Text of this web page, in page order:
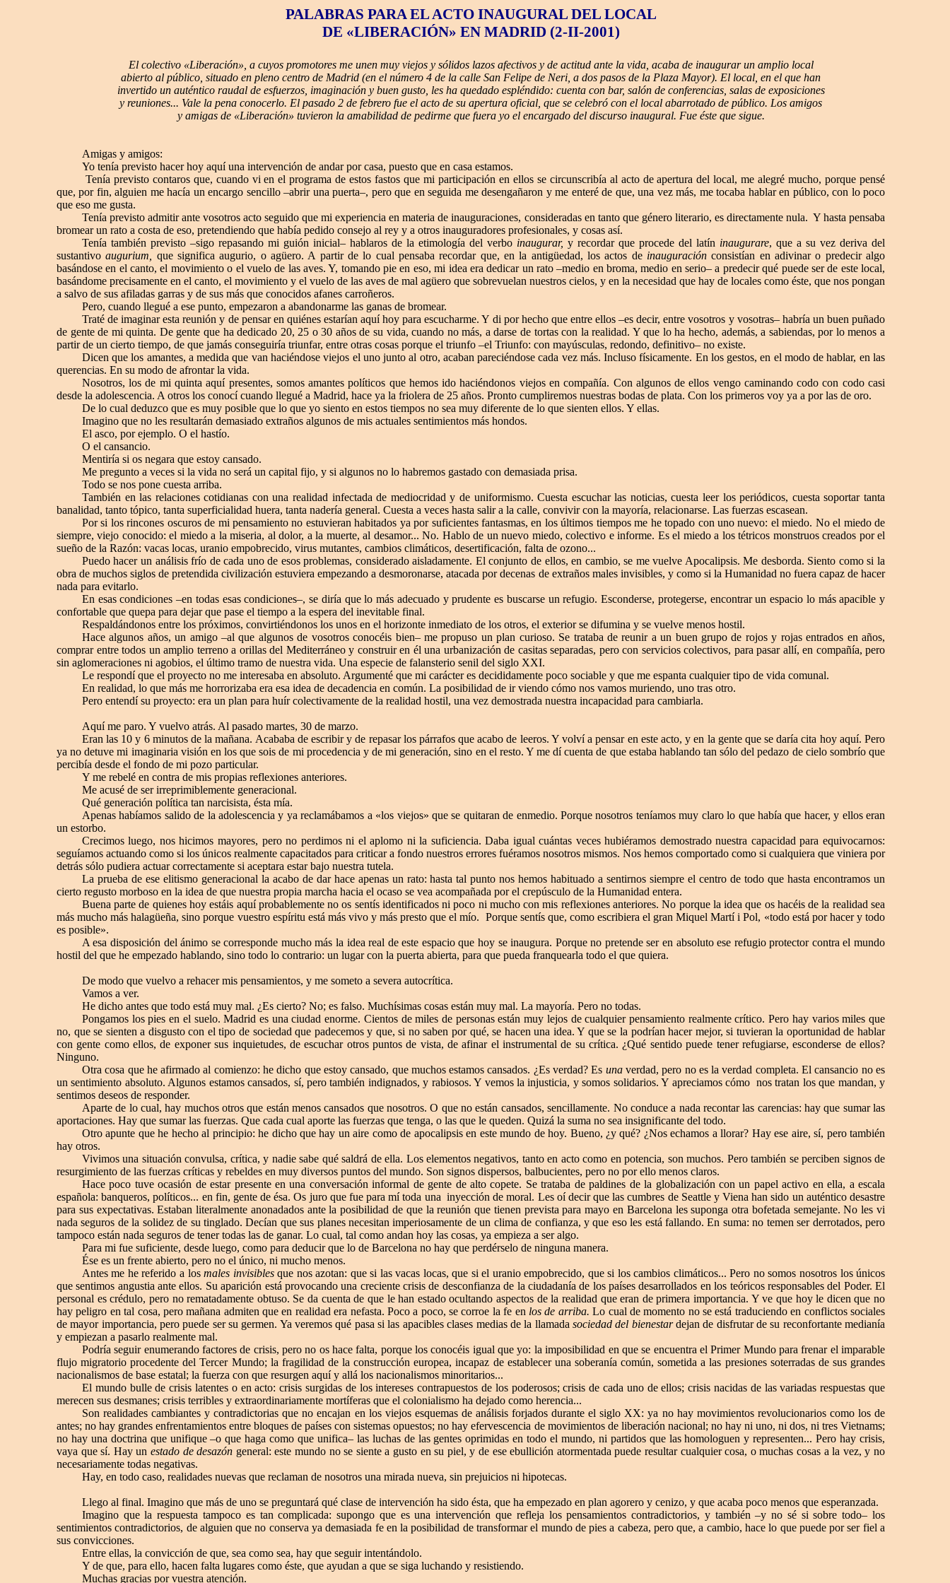
PALABRAS PARA EL ACTO INAUGURAL DEL LOCAL
DE «LIBERACIÓN» EN MADRID (2-II-2001)
El colectivo «Liberación», a cuyos promotores me unen muy viejos y sólidos lazos afectivos y de actitud ante la vida, acaba de inaugurar un amplio local
abierto al público, situado en pleno centro de Madrid (en el número 4 de la calle San Felipe de Neri, a dos pasos de la Plaza Mayor). El local, en el que han
invertido un auténtico raudal de esfuerzos, imaginación y buen gusto, les ha quedado espléndido: cuenta con bar, salón de conferencias, salas de exposiciones
y reuniones... Vale la pena conocerlo. El pasado 2 de febrero fue el acto de su apertura oficial, que se celebró con el local abarrotado de público. Los amigos
y amigas de «Liberación» tuvieron la amabilidad de pedirme que fuera yo el encargado del discurso inaugural. Fue éste que sigue.
Amigas y amigos:
Yo tenía previsto hacer hoy aquí una intervención de andar por casa, puesto que en casa estamos.
Tenía previsto contaros que, cuando vi en el programa de estos fastos que mi participación en ellos se circunscribía al acto de apertura del local, me alegré mucho, porque pensé
que, por fin, alguien me hacía un encargo sencillo –abrir una puerta–, pero que en seguida me desengañaron y me enteré de que, una vez más, me tocaba hablar en público, con lo poco
que eso me gusta.
Tenía previsto admitir ante vosotros acto seguido que mi experiencia en materia de inauguraciones, consideradas en tanto que género literario, es directamente nula. Y hasta pensaba
bromear un rato a costa de eso, pretendiendo que había pedido consejo al rey y a otros inauguradores profesionales, y cosas así.
Tenía también previsto –sigo repasando mi guión inicial– hablaros de la etimología del verbo inaugurar, y recordar que procede del latín inaugurare, que a su vez deriva del
sustantivoaugurium, que significa augurio, o agüero. A partir de lo cual pensaba recordar que, en la antigüedad, los actos de inauguraciónconsistían en adivinar o predecir algo
basándose en el canto, el movimiento o el vuelo de las aves. Y, tomando pie en eso, mi idea era dedicar un rato –medio en broma, medio en serio– a predecir qué puede ser de este local,
basándome precisamente en el canto, el movimiento y el vuelo de las aves de mal agüero que sobrevuelan nuestros cielos, y en la necesidad que hay de locales como éste, que nos pongan
a salvo de sus afiladas garras y de sus más que conocidos afanes carroñeros.
Pero, cuando llegué a ese punto, empezaron a abandonarme las ganas de bromear.
Traté de imaginar esta reunión y de pensar en quiénes estarían aquí hoy para escucharme. Y di por hecho que entre ellos –es decir, entre vosotros y vosotras– habría un buen puñado
de gente de mi quinta. De gente que ha dedicado 20, 25 o 30 años de su vida, cuando no más, a darse de tortas con la realidad. Y que lo ha hecho, además, a sabiendas, por lo menos a
partir de un cierto tiempo, de que jamás conseguiría triunfar, entre otras cosas porque el triunfo –el Triunfo: con mayúsculas, redondo, definitivo– no existe.
Dicen que los amantes, a medida que van haciéndose viejos el uno junto al otro, acaban pareciéndose cada vez más. Incluso físicamente. En los gestos, en el modo de hablar, en las
querencias. En su modo de afrontar la vida.
Nosotros, los de mi quinta aquí presentes, somos amantes políticos que hemos ido haciéndonos viejos en compañía. Con algunos de ellos vengo caminando codo con codo casi
desde la adolescencia. A otros los conocí cuando llegué a Madrid, hace ya la friolera de 25 años. Pronto cumpliremos nuestras bodas de plata. Con los primeros voy ya a por las de oro.
De lo cual deduzco que es muy posible que lo que yo siento en estos tiempos no sea muy diferente de lo que sienten ellos. Y ellas.
Imagino que no les resultarán demasiado extraños algunos de mis actuales sentimientos más hondos.
El asco, por ejemplo. O el hastío.
O el cansancio.
Mentiría si os negara que estoy cansado.
Me pregunto a veces si la vida no será un capital fijo, y si algunos no lo habremos gastado con demasiada prisa.
Todo se nos pone cuesta arriba.
También en las relaciones cotidianas con una realidad infectada de mediocridad y de uniformismo. Cuesta escuchar las noticias, cuesta leer los periódicos, cuesta soportar tanta
banalidad, tanto tópico, tanta superficialidad huera, tanta nadería general. Cuesta a veces hasta salir a la calle, convivir con la mayoría, relacionarse. Las fuerzas escasean.
Por si los rincones oscuros de mi pensamiento no estuvieran habitados ya por suficientes fantasmas, en los últimos tiempos me he topado con uno nuevo: el miedo. No el miedo de
siempre, viejo conocido: el miedo a la miseria, al dolor, a la muerte, al desamor... No. Hablo de un nuevo miedo, colectivo e informe. Es el miedo a los tétricos monstruos creados por el
sueño de la Razón: vacas locas, uranio empobrecido, virus mutantes, cambios climáticos, desertificación, falta de ozono...
Puedo hacer un análisis frío de cada uno de esos problemas, considerado aisladamente. El conjunto de ellos, en cambio, se me vuelve Apocalipsis. Me desborda. Siento como si la
obra de muchos siglos de pretendida civilización estuviera empezando a desmoronarse, atacada por decenas de extraños males invisibles, y como si la Humanidad no fuera capaz de hacer
nada para evitarlo.
En esas condiciones –en todas esas condiciones–, se diría que lo más adecuado y prudente es buscarse un refugio. Esconderse, protegerse, encontrar un espacio lo más apacible y
confortable que quepa para dejar que pase el tiempo a la espera del inevitable final.
Respaldándonos entre los próximos, convirtiéndonos los unos en el horizonte inmediato de los otros, el exterior se difumina y se vuelve menos hostil.
Hace algunos años, un amigo –al que algunos de vosotros conocéis bien– me propuso un plan curioso. Se trataba de reunir a un buen grupo de rojos y rojas entrados en años,
comprar entre todos un amplio terreno a orillas del Mediterráneo y construir en él una urbanización de casitas separadas, pero con servicios colectivos, para pasar allí, en compañía, pero
sin aglomeraciones ni agobios, el último tramo de nuestra vida. Una especie de falansterio senil del siglo XXI.
Le respondí que el proyecto no me interesaba en absoluto. Argumenté que mi carácter es decididamente poco sociable y que me espanta cualquier tipo de vida comunal.
En realidad, lo que más me horrorizaba era esa idea de decadencia en común. La posibilidad de ir viendo cómo nos vamos muriendo, uno tras otro.
Pero entendí su proyecto: era un plan para huír colectivamente de la realidad hostil, una vez demostrada nuestra incapacidad para cambiarla.
Aquí me paro. Y vuelvo atrás. Al pasado martes, 30 de marzo.
Eran las 10 y 6 minutos de la mañana. Acababa de escribir y de repasar los párrafos que acabo de leeros. Y volví a pensar en este acto, y en la gente que se daría cita hoy aquí. Pero
ya no detuve mi imaginaria visión en los que sois de mi procedencia y de mi generación, sino en el resto. Y me dí cuenta de que estaba hablando tan sólo del pedazo de cielo sombrío que
percibía desde el fondo de mi pozo particular.
Y me rebelé en contra de mis propias reflexiones anteriores.
Me acusé de ser irreprimiblemente generacional.
Qué generación política tan narcisista, ésta mía.
Apenas habíamos salido de la adolescencia y ya reclamábamos a «los viejos» que se quitaran de enmedio. Porque nosotros teníamos muy claro lo que había que hacer, y ellos eran
un estorbo.
Crecimos luego, nos hicimos mayores, pero no perdimos ni el aplomo ni la suficiencia. Daba igual cuántas veces hubiéramos demostrado nuestra capacidad para equivocarnos:
seguíamos actuando como si los únicos realmente capacitados para criticar a fondo nuestros errores fuéramos nosotros mismos. Nos hemos comportado como si cualquiera que viniera por
detrás sólo pudiera actuar correctamente si aceptara estar bajo nuestra tutela.
La prueba de ese elitismo generacional la acabo de dar hace apenas un rato: hasta tal punto nos hemos habituado a sentirnos siempre el centro de todo que hasta encontramos un
cierto regusto morboso en la idea de que nuestra propia marcha hacia el ocaso se vea acompañada por el crepúsculo de la Humanidad entera.
Buena parte de quienes hoy estáis aquí probablemente no os sentís identificados ni poco ni mucho con mis reflexiones anteriores. No porque la idea que os hacéis de la realidad sea
más mucho más halagüeña, sino porque vuestro espíritu está más vivo y más presto que el mío. Porque sentís que, como escribiera el gran Miquel Martí i Pol, «todo está por hacer y todo
es posible».
A esa disposición del ánimo se corresponde mucho más la idea real de este espacio que hoy se inaugura. Porque no pretende ser en absoluto ese refugio protector contra el mundo
hostil del que he empezado hablando, sino todo lo contrario: un lugar con la puerta abierta, para que pueda franquearla todo el que quiera.
De modo que vuelvo a rehacer mis pensamientos, y me someto a severa autocrítica.
Vamos a ver.
He dicho antes que todo está muy mal. ¿Es cierto? No; es falso. Muchísimas cosas están muy mal. La mayoría. Pero no todas.
Pongamos los pies en el suelo. Madrid es una ciudad enorme. Cientos de miles de personas están muy lejos de cualquier pensamiento realmente crítico. Pero hay varios miles que
no, que se sienten a disgusto con el tipo de sociedad que padecemos y que, si no saben por qué, se hacen una idea. Y que se la podrían hacer mejor, si tuvieran la oportunidad de hablar
con gente como ellos, de exponer sus inquietudes, de escuchar otros puntos de vista, de afinar el instrumental de su crítica. ¿Qué sentido puede tener refugiarse, esconderse de ellos?
Ninguno.
Otra cosa que he afirmado al comienzo: he dicho que estoy cansado, que muchos estamos cansados. ¿Es verdad? Es una verdad, pero no es la verdad completa. El cansancio no es
un sentimiento absoluto. Algunos estamos cansados, sí, pero también indignados, y rabiosos. Y vemos la injusticia, y somos solidarios. Y apreciamos cómo nos tratan los que mandan, y
sentimos deseos de responder.
Aparte de lo cual, hay muchos otros que están menos cansados que nosotros. O que no están cansados, sencillamente. No conduce a nada recontar las carencias: hay que sumar las
aportaciones. Hay que sumar las fuerzas. Que cada cual aporte las fuerzas que tenga, o las que le queden. Quizá la suma no sea insignificante del todo.
Otro apunte que he hecho al principio: he dicho que hay un aire como de apocalipsis en este mundo de hoy. Bueno, ¿y qué? ¿Nos echamos a llorar? Hay ese aire, sí, pero también
hay otros.
Vivimos una situación convulsa, crítica, y nadie sabe qué saldrá de ella. Los elementos negativos, tanto en acto como en potencia, son muchos. Pero también se perciben signos de
resurgimiento de las fuerzas críticas y rebeldes en muy diversos puntos del mundo. Son signos dispersos, balbucientes, pero no por ello menos claros.
Hace poco tuve ocasión de estar presente en una conversación informal de gente de alto copete. Se trataba de paldines de la globalización con un papel activo en ella, a escala
española: banqueros, políticos... en fin, gente de ésa. Os juro que fue para mí toda una inyección de moral. Les oí decir que las cumbres de Seattle y Viena han sido un auténtico desastre
para sus expectativas. Estaban literalmente anonadados ante la posibilidad de que la reunión que tienen prevista para mayo en Barcelona les suponga otra bofetada semejante. No les vi
nada seguros de la solidez de su tinglado. Decían que sus planes necesitan imperiosamente de un clima de confianza, y que eso les está fallando. En suma: no temen ser derrotados, pero
tampoco están nada seguros de tener todas las de ganar. Lo cual, tal como andan hoy las cosas, ya empieza a ser algo.
Para mi fue suficiente, desde luego, como para deducir que lo de Barcelona no hay que perdérselo de ninguna manera.
Ése es un frente abierto, pero no el único, ni mucho menos.
Antes me he referido a losmales invisiblesque nos azotan: que si las vacas locas, que si el uranio empobrecido, que si los cambios climáticos... Pero no somos nosotros los únicos
que sentimos angustia ante ellos. Su aparición está provocando una creciente crisis de desconfianza de la ciudadanía de los países desarrollados en los teóricos responsables del Poder. El
personal es crédulo, pero no rematadamente obtuso. Se da cuenta de que le han estado ocultando aspectos de la realidad que eran de primera importancia. Y ve que hoy le dicen que no
hay peligro en tal cosa, pero mañana admiten que en realidad era nefasta. Poco a poco, se corroe la fe en los de arriba. Lo cual de momento no se está traduciendo en conflictos sociales
de mayor importancia, pero puede ser su germen. Ya veremos qué pasa si las apacibles clases medias de la llamada sociedad del bienestardejan de disfrutar de su reconfortante medianía
y empiezan a pasarlo realmente mal.
Podría seguir enumerando factores de crisis, pero no os hace falta, porque los conocéis igual que yo: la imposibilidad en que se encuentra el Primer Mundo para frenar el imparable
flujo migratorio procedente del Tercer Mundo; la fragilidad de la construcción europea, incapaz de establecer una soberanía común, sometida a las presiones soterradas de sus grandes
nacionalismos de base estatal; la fuerza con que resurgen aquí y allá los nacionalismos minoritarios...
El mundo bulle de crisis latentes o en acto: crisis surgidas de los intereses contrapuestos de los poderosos; crisis de cada uno de ellos; crisis nacidas de las variadas respuestas que
merecen sus desmanes; crisis terribles y extraordinariamente mortíferas que el colonialismo ha dejado como herencia...
Son realidades cambiantes y contradictorias que no encajan en los viejos esquemas de análisis forjados durante el siglo XX: ya no hay movimientos revolucionarios como los de
antes; no hay grandes enfrentamientos entre bloques de países con sistemas opuestos; no hay efervescencia de movimientos de liberación nacional; no hay ni uno, ni dos, ni tres Vietnams;
no hay una doctrina que unifique –o que haga como que unifica– las luchas de las gentes oprimidas en todo el mundo, ni partidos que las homologuen y representen... Pero hay crisis,
vaya que sí. Hay un estado de desazón general: este mundo no se siente a gusto en su piel, y de ese ebullición atormentada puede resultar cualquier cosa, o muchas cosas a la vez, y no
necesariamente todas negativas.
Hay, en todo caso, realidades nuevas que reclaman de nosotros una mirada nueva, sin prejuicios ni hipotecas.
Llego al final. Imagino que más de uno se preguntará qué clase de intervención ha sido ésta, que ha empezado en plan agorero y cenizo, y que acaba poco menos que esperanzada.
Imagino que la respuesta tampoco es tan complicada: supongo que es una intervención que refleja los pensamientos contradictorios, y también –y no sé si sobre todo– los
sentimientos contradictorios, de alguien que no conserva ya demasiada fe en la posibilidad de transformar el mundo de pies a cabeza, pero que, a cambio, hace lo que puede por ser fiel a
sus convicciones.
Entre ellas, la convicción de que, sea como sea, hay que seguir intentándolo.
Y de que, para ello, hacen falta lugares como éste, que ayudan a que se siga luchando y resistiendo.
Muchas gracias por vuestra atención.